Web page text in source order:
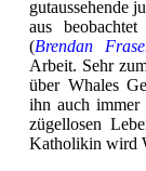
gutaussehende
aus
(Brendan
Arbeit. Sehr
über Whales
ihn auch
zügellosen
Katholikin wird